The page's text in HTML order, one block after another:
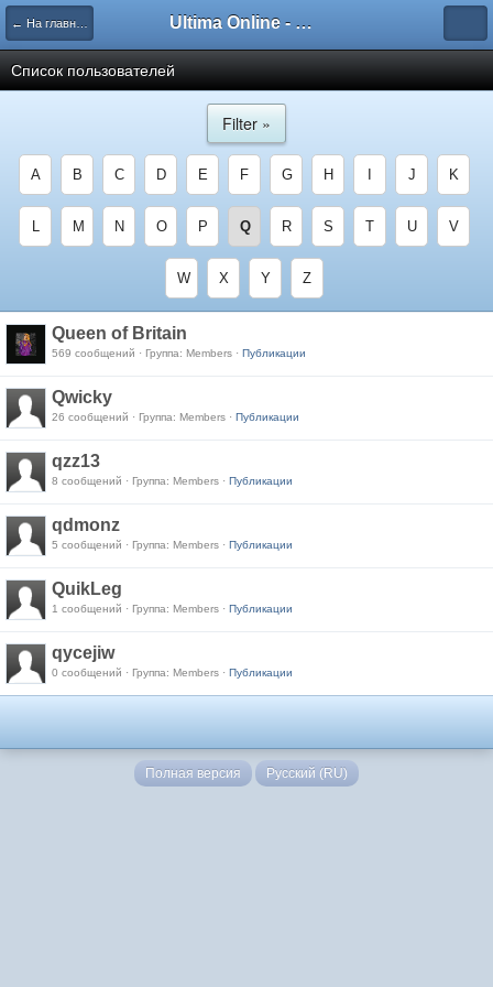
← На главную Ultima Online - Форум Русского сообщества игры
Список пользователей
Filter »
A B C D E F G H J K
L M N O P Q R S T U V
W X Y Z
Queen of Britain
569 сообщений · Группа: Members · Публикации
Qwicky
26 сообщений · Группа: Members · Публикации
qzz13
8 сообщений · Группа: Members · Публикации
qdmonz
5 сообщений · Группа: Members · Публикации
QuikLeg
1 сообщений · Группа: Members · Публикации
qycejiw
0 сообщений · Группа: Members · Публикации
Полная версия Русский (RU)